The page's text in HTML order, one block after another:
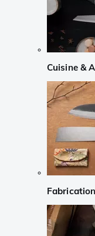
Cuisine &